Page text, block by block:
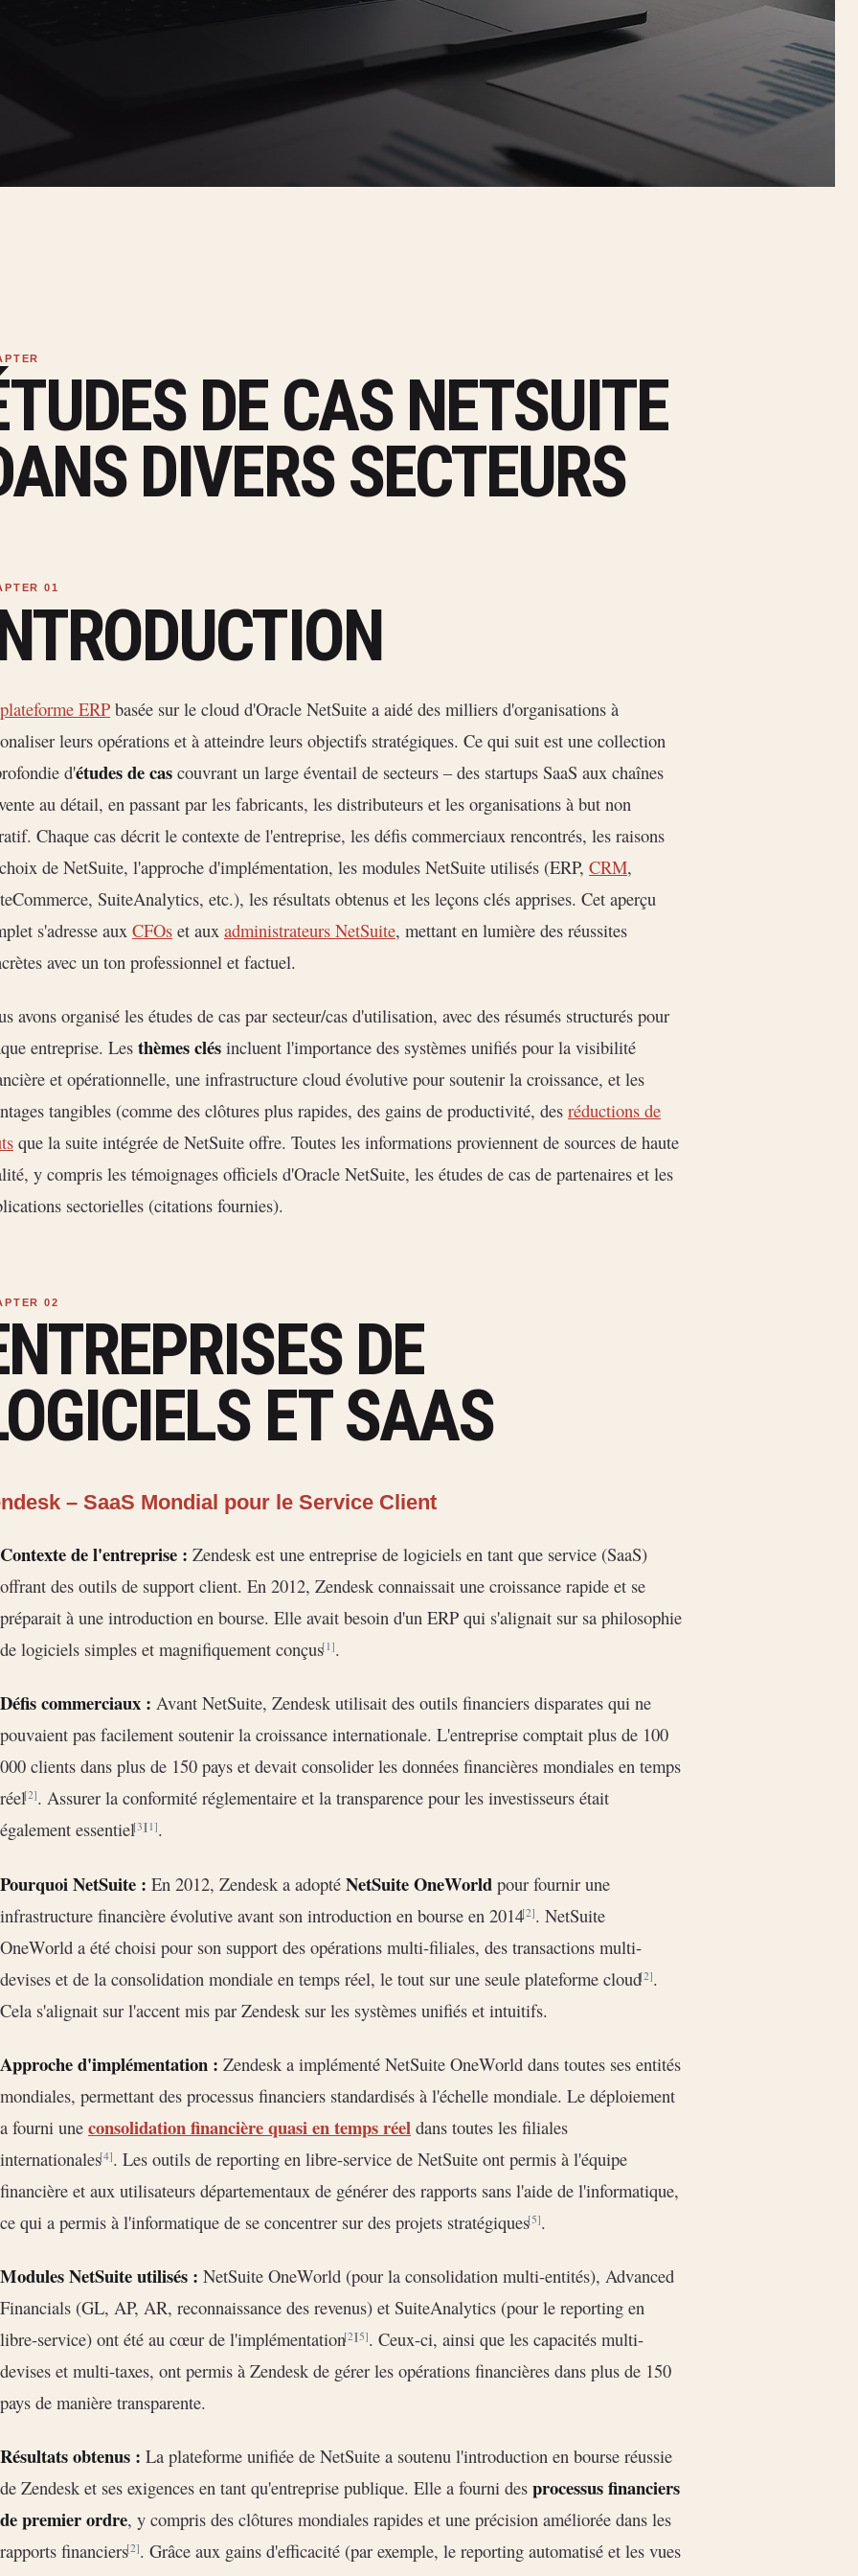
DE CAS NETSUITE
DIVERS SECTEURS
plateforme ERP basée sur le cloud d'Oracle NetSuite a aidé des milliers d'organisations à
leurs opérations et à atteindre leurs objectifs stratégiques. Ce qui suit est une collection
d'études de cas couvrant un large éventail de secteurs – des startups SaaS aux chaînes
au détail, en passant par les fabricants, les distributeurs et les organisations à but non
Chaque cas décrit le contexte de l'entreprise, les défis commerciaux rencontrés, les raisons
de NetSuite, l'approche d'implémentation, les modules NetSuite utilisés (ERP, CRM,
SuiteAnalytics, etc.), les résultats obtenus et les leçons clés apprises. Cet aperçu
s'adresse aux CFOs et aux administrateurs NetSuite, mettant en lumière des réussites
avec un ton professionnel et factuel.
avons organisé les études de cas par secteur/cas d'utilisation, avec des résumés structurés pour
entreprise. Les thèmes clés incluent l'importance des systèmes unifiés pour la visibilité
et opérationnelle, une infrastructure cloud évolutive pour soutenir la croissance, et les
tangibles (comme des clôtures plus rapides, des gains de productivité, desréductions de
que la suite intégrée de NetSuite offre. Toutes les informations proviennent de sources de haute
y compris les témoignages officiels d'Oracle NetSuite, les études de cas de partenaires et les
sectorielles (citations fournies).
DE
ET SAAS
– SaaS Mondial pour le Service Client
Contexte de l'entreprise : Zendesk est une entreprise de logiciels en tant que service (SaaS)
offrant des outils de support client. En 2012, Zendesk connaissait une croissance rapide et se
préparait à une introduction en bourse. Elle avait besoin d'un ERP qui s'alignait sur sa philosophie
de logiciels simples et magnifiquement conçus[1].
Défis commerciaux : Avant NetSuite, Zendesk utilisait des outils financiers disparates qui ne
pouvaient pas facilement soutenir la croissance internationale. L'entreprise comptait plus de 100
000 clients dans plus de 150 pays et devait consolider les données financières mondiales en temps
réel[2]. Assurer la conformité réglementaire et la transparence pour les investisseurs était
également essentiel[3][1].
Pourquoi NetSuite : En 2012, Zendesk a adopté NetSuite OneWorld pour fournir une
infrastructure financière évolutive avant son introduction en bourse en 2014[2]. NetSuite
OneWorld a été choisi pour son support des opérations multi-filiales, des transactions multi-
devises et de la consolidation mondiale en temps réel, le tout sur une seule plateforme cloud[2].
Cela s'alignait sur l'accent mis par Zendesk sur les systèmes unifiés et intuitifs.
Approche d'implémentation : Zendesk a implémenté NetSuite OneWorld dans toutes ses entités
mondiales, permettant des processus financiers standardisés à l'échelle mondiale. Le déploiement
a fourni une consolidation financière quasi en temps réel dans toutes les filiales
internationales[4]. Les outils de reporting en libre-service de NetSuite ont permis à l'équipe
financière et aux utilisateurs départementaux de générer des rapports sans l'aide de l'informatique,
ce qui a permis à l'informatique de se concentrer sur des projets stratégiques[5].
Modules NetSuite utilisés : NetSuite OneWorld (pour la consolidation multi-entités), Advanced
Financials (GL, AP, AR, reconnaissance des revenus) et SuiteAnalytics (pour le reporting en
libre-service) ont été au cœur de l'implémentation[2][5]. Ceux-ci, ainsi que les capacités multi-
devises et multi-taxes, ont permis à Zendesk de gérer les opérations financières dans plus de 150
pays de manière transparente.
Résultats obtenus : La plateforme unifiée de NetSuite a soutenu l'introduction en bourse réussie
de Zendesk et ses exigences en tant qu'entreprise publique. Elle a fourni des processus financiers
de premier ordre, y compris des clôtures mondiales rapides et une précision améliorée dans les
rapports financiers[2]. Grâce aux gains d'efficacité (par exemple, le reporting automatisé et les vues